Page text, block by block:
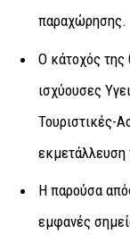
παραχώρησης.
Ο κάτοχός της
ισχύουσες
Τουριστικές-
εκμετάλλευση
Η παρούσα
εμφανές